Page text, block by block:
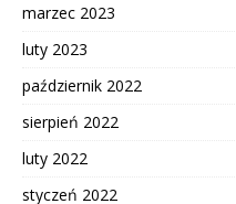
marzec 2023
luty 2023
październik 2022
sierpień 2022
luty 2022
styczeń 2022